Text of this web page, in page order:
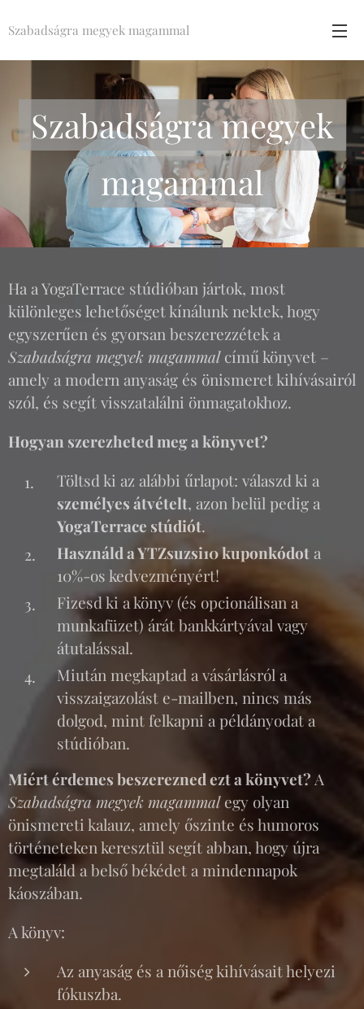
Szabadságra megyek magammal
Szabadságra megyek
magammal
Ha a YogaTerrace stúdióban jártok, most
különleges lehetőséget kínálunk nektek, hogy
egyszerűen és gyorsan beszerezzétek a
Szabadságra megyek magammalcímű könyvet –
amely a modern anyaság és önismeret kihívásairól
szól, és segít visszatalálni önmagatokhoz.
Hogyan szerezheted meg a könyvet?
Töltsd ki az alábbi űrlapot: válaszd ki a
személyes átvételt, azon belül pedig a
YogaTerrace stúdiót.
Használd a YTZsuzsi10 kuponkódota
10%-os kedvezményért!
Fizesd ki a könyv (és opcionálisan a
munkafüzet) árát bankkártyával vagy
átutalással.
Miután megkaptad a vásárlásról a
visszaigazolást e-mailben, nincs más
dolgod, mint felkapni a példányodat a
stúdióban.
Miért érdemes beszerezned ezt a könyvet? A
Szabadságra megyek magammalegy olyan
önismereti kalauz, amely őszinte és humoros
történeteken keresztül segít abban, hogy újra
megtaláld a belső békédet a mindennapok
káoszában.
A könyv:
Az anyaság és a nőiség kihívásait helyezi
fókuszba.